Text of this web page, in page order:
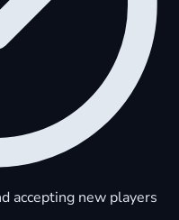
accepting new players